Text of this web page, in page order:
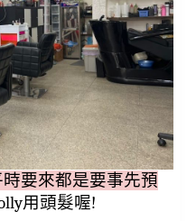
時要來都是要事先預
用頭髮喔!